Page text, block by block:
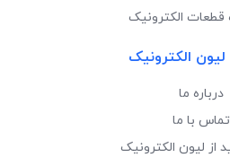
قطعات الکترونیک
لیون الکترونیک
درباره ما
تماس با ما
از لیون الکترونیک